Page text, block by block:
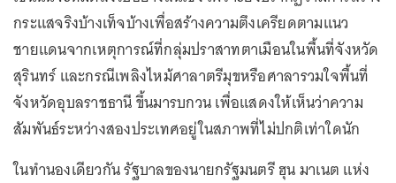
กระแสจริงบ้างเท็จบ้างเพื่อสร้างความตึงเครียดตามแนว
ชายแดนจากเหตุการณ์ที่กลุ่มปราสาทตาเมือนในพื้นที่จังหวัด
สุรินทร์ และกรณีเพลิงไหม้ศาลาตรีมุขหรือศาลารวมใจพื้นที่
จังหวัดอุบลราชธานี ขึ้นมารบกวน เพื่อแสดงให้เห็นว่าความ
สัมพันธ์ระหว่างสองประเทศอยู่ในสภาพที่ไม่ปกติเท่าใดนัก
ในทำนองเดียวกัน รัฐบาลของนายกรัฐมนตรี ฮุน มาเนต แห่ง